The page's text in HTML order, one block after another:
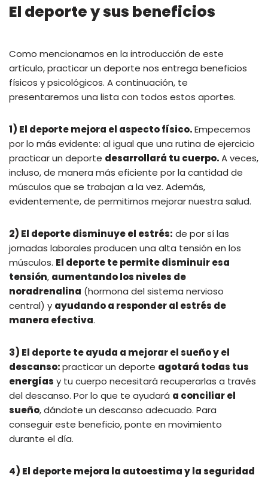
El deporte y sus beneficios
Como mencionamos en la introducción de este
artículo, practicar un deporte nos entrega beneficios
físicos y psicológicos. A continuación, te
presentaremos una lista con todos estos aportes.
1) El deporte mejora el aspecto físico.Empecemos
por lo más evidente: al igual que una rutina de ejercicio
practicar un deporte desarrollará tu cuerpo.A veces,
incluso, de manera más eficiente por la cantidad de
músculos que se trabajan a la vez. Además,
evidentemente, de permitirnos mejorar nuestra salud.
2) El deporte disminuye el estrés: de por sí las
jornadas laborales producen una alta tensión en los
músculos. El deporte te permite disminuir esa
tensión, aumentando los niveles de
noradrenalina (hormona del sistema nervioso
central) y ayudando a responder al estrés de
manera efectiva.
3) El deporte te ayuda a mejorar el sueño y el
descanso:practicar un deporte agotará todas tus
energías y tu cuerpo necesitará recuperarlas a través
del descanso. Por lo que te ayudará a conciliar el
sueño, dándote un descanso adecuado. Para
conseguir este beneficio, ponte en movimiento
durante el día.
4) El deporte mejora la autoestima y la seguridad